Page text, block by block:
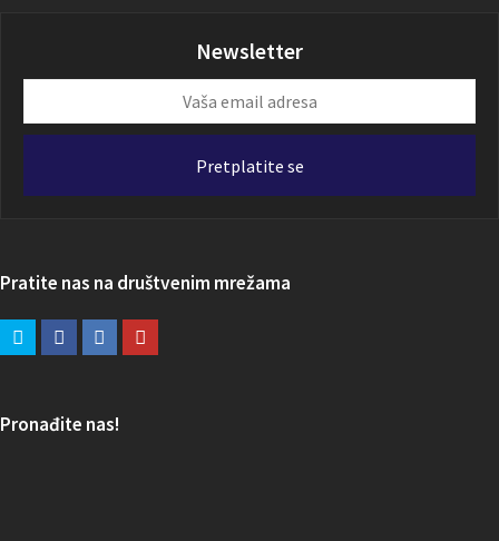
Newsletter
email
Pretplatite se
Pratite nas na društvenim mrežama
Pronađite nas!